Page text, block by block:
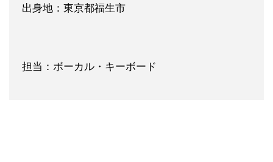
出身地：東京都福生市
担当：ボーカル・キーボード